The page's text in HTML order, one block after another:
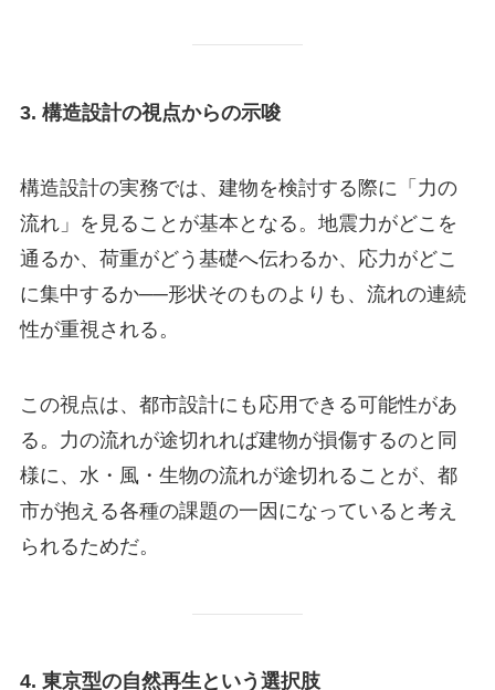
3. 構造設計の視点からの示唆
構造設計の実務では、建物を検討する際に「力の
流れ」を見ることが基本となる。地震力がどこを
通るか、荷重がどう基礎へ伝わるか、応力がどこ
に集中するか──形状そのものよりも、流れの連続
性が重視される。
この視点は、都市設計にも応用できる可能性があ
る。力の流れが途切れれば建物が損傷するのと同
様に、水・風・生物の流れが途切れることが、都
市が抱える各種の課題の一因になっていると考え
られるためだ。
4. 東京型の自然再生という選択肢